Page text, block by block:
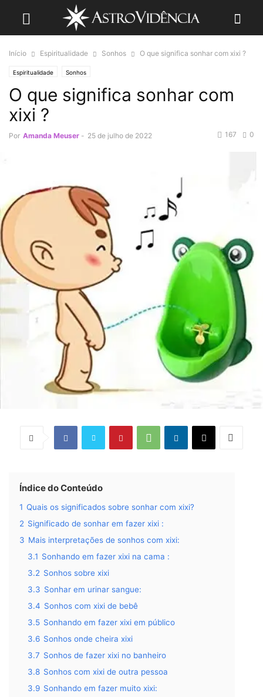
Início Espiritualidade Sonhos O que significa sonhar com xixi ?
Espiritualidade Sonhos
O que significa sonhar com
xixi ?
Por Amanda Meuser - 25 de julho de 2022 0
167
Índice do Conteúdo
1 Quais os significados sobre sonhar com xixi?
2 Significado de sonhar em fazer xixi :
3 Mais interpretações de sonhos com xixi:
3.1 Sonhando em fazer xixi na cama :
3.2 Sonhos sobre xixi
3.3 Sonhar em urinar sangue:
3.4 Sonhos com xixi de bebê
3.5 Sonhando em fazer xixi em público
3.6 Sonhos onde cheira xixi
3.7 Sonhos de fazer xixi no banheiro
3.8 Sonhos com xixi de outra pessoa
3.9 Sonhando em fazer muito xixi: